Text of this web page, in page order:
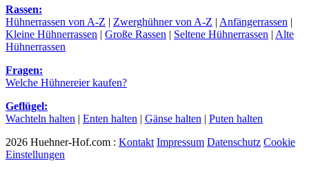
Rassen:
Hühnerrassen von A-Z | Zwerghühner von A-Z | Anfängerrassen |
Kleine Hühnerrassen | Große Rassen | Seltene Hühnerrassen | Alte
Hühnerrassen
Fragen:
Welche Hühnereier kaufen?
Geflügel:
Wachteln halten | Enten halten | Gänse halten | Puten halten
2026 Huehner-Hof.com : Kontakt Impressum Datenschutz Cookie
Einstellungen